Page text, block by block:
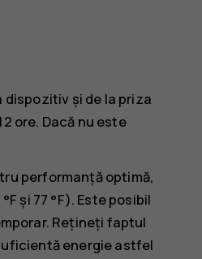
și de la priza
ore. Dacă nu este
performanță optimă,
și 77 °F). Este posibil
Rețineți faptul
energie astfel